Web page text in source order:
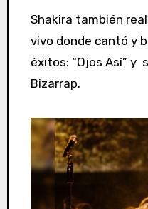
Shakira también
vivo donde cantó y
éxitos: “Ojos Así” y
Bizarrap.